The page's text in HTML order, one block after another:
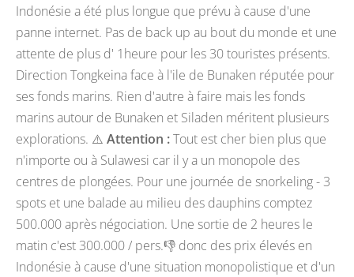
Indonésie a été plus longue que prévu à cause d'une
panne internet. Pas de back up au bout du monde et une
attente de plus d' 1heure pour les 30 touristes présents.
Direction Tongkeina face à l'ile de Bunaken réputée pour
ses fonds marins. Rien d'autre à faire mais les fonds
marins autour de Bunaken et Siladen méritent plusieurs
explorations. ⚠️ Attention :Tout est cher bien plus que
n'importe ou à Sulawesi car il y a un monopole des
centres de plongées. Pour une journée de snorkeling - 3
spots et une balade au milieu des dauphins comptez
500.000 après négociation. Une sortie de 2 heures le
matin c'est 300.000 / pers.👎 donc des prix élevés en
Indonésie à cause d'une situation monopolistique et d'un